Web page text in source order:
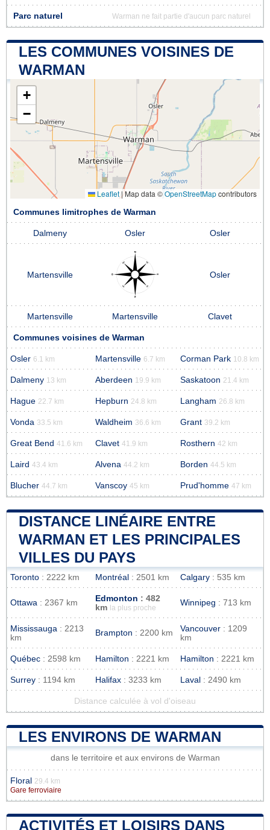
Parc naturel Warman ne fait partie d'aucun parc naturel
LES COMMUNES VOISINES DE
WARMAN
+
−
Leaflet |Map data ©OpenStreetMapcontributors
Communes limitrophes de Warman
Dalmeny Osler Osler
Martensville Osler
Martensville Martensville Clavet
Communes voisines de Warman
Osler 6.1 km Martensville 6.7 km Corman Park 10.8 km
Dalmeny 13 km Aberdeen 19.9 km Saskatoon 21.4 km
Hague 22.7 km Hepburn 24.8 km Langham 26.8 km
Vonda 33.5 km Waldheim 36.6 km Grant 39.2 km
Great Bend 41.6 km Clavet 41.9 km Rosthern 42 km
Laird 43.4 km Alvena 44.2 km Borden 44.5 km
Blucher 44.7 km Vanscoy 45 km Prud'homme 47 km
DISTANCE LINÉAIRE ENTRE
WARMAN ET LES PRINCIPALES
VILLES DU PAYS
Toronto : 2222 km Montréal : 2501 km Calgary : 535 km
Ottawa : 2367 km Edmonton : 482
km
la plus proche
Winnipeg : 713 km
Mississauga : 2213
km
Brampton : 2200 km Vancouver : 1209
km
Québec : 2598 km Hamilton : 2221 km Hamilton : 2221 km
Surrey : 1194 km Halifax : 3233 km Laval : 2490 km
Distance calculée à vol d'oiseau
LES ENVIRONS DE WARMAN
dans le territoire et aux environs de Warman
Floral 29.4 km
Gare ferroviaire
ACTIVITÉS ET LOISIRS DANS